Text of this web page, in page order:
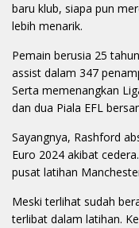
baru klub, siapa pun
lebih menarik.
Pemain berusia 25
assist dalam 347
Serta memenangkan
dan dua Piala EFL
Sayangnya, Rashford
Euro 2024 akibat
pusat latihan
Meski terlihat sudah
terlibat dalam latihan.